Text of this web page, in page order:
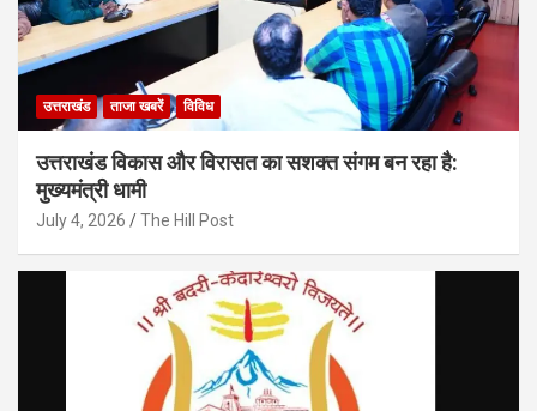
उत्तराखंड ताजा खबरें विविध
उत्तराखंड विकास और विरासत का सशक्त संगम बन रहा है:
मुख्यमंत्री धामी
July 4, 2026 The Hill Post